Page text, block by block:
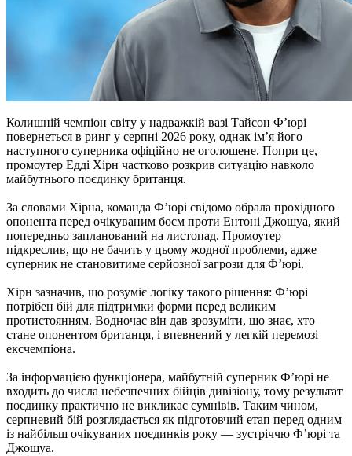
Колишній чемпіон світу у надважкій вазі Тайсон Ф’юрі
повернеться в ринг у серпні 2026 року, однак ім’я його
наступного суперника офіційно не оголошене. Попри це,
промоутер Едді Хірн частково розкрив ситуацію навколо
майбутнього поєдинку британця.
За словами Хірна, команда Ф’юрі свідомо обрала прохідного
опонента перед очікуваним боєм проти Ентоні Джошуа, який
попередньо запланований на листопад. Промоутер
підкреслив, що не бачить у цьому жодної проблеми, адже
суперник не становитиме серйозної загрози для Ф’юрі.
Хірн зазначив, що розуміє логіку такого рішення: Ф’юрі
потрібен бій для підтримки форми перед великим
протистоянням. Водночас він дав зрозуміти, що знає, хто
стане опонентом британця, і впевнений у легкій перемозі
ексчемпіона.
За інформацією функціонера, майбутній суперник Ф’юрі не
входить до числа небезпечних бійців дивізіону, тому результат
поєдинку практично не викликає сумнівів. Таким чином,
серпневий бій розглядається як підготовчий етап перед одним
із найбільш очікуваних поєдинків року — зустріччю Ф’юрі та
Джошуа.